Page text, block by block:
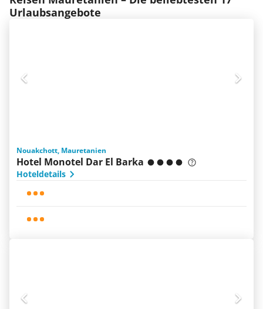
Urlaubsangebote
Nouakchott, Mauretanien
Hotel Monotel Dar El Barka
Hoteldetails